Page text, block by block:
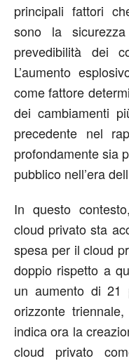
principali fattori
sono la
prevedibilità dei
L’aumento
come fattore
dei cambiamenti
precedente nel
profondamente sia
pubblico nell’era
In questo
cloud privato sta
spesa per il cloud
doppio rispetto a
un aumento di
orizzonte
indica ora la
cloud privato